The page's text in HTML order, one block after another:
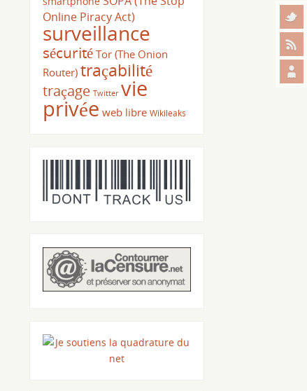
Online Piracy Act)
surveillance
sécurité Tor (The Onion
Router) traçabilité
traçage Twitter vie
privée web libre Wikileaks